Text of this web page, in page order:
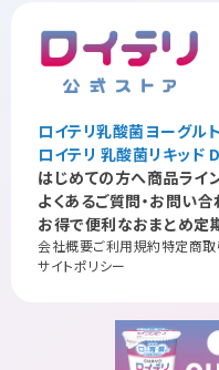
ロイテリ乳酸菌ヨーグルト
ロイテリ 乳酸菌リキッ
はじめての方へ商品ライ
よくあるご質問・お問い
お得で便利なおまとめ定
会社概要ご利用規約特定商取
サイトポリシー